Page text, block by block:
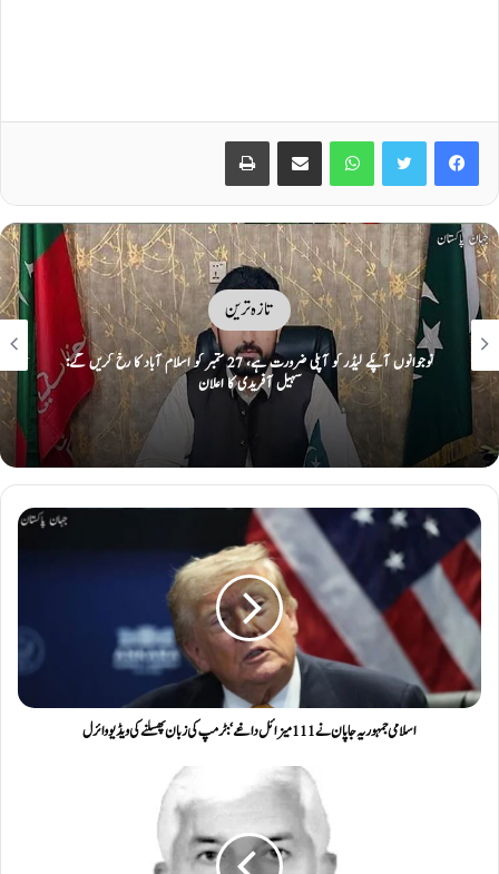
Facebook
Twitter
WhatsApp
Share via Email
Print
تازہ ترین
عبداللّٰہ شفیق 49 سال بعد ویسٹ انڈیز میں 150 رنز بنانے والے پاکستانی بیٹر
اسلامی جمہوریہ جاپان نے 111 میزائل داغے‘: ٹرمپ کی زبان پھسلنے کی ویڈیو وائرل